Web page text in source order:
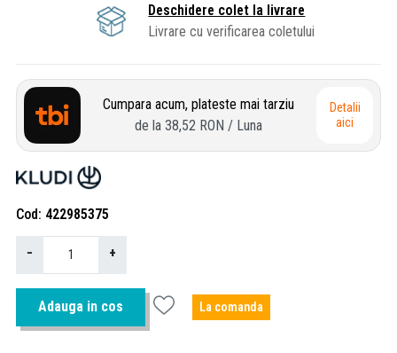
Deschidere colet la livrare
Livrare cu verificarea coletului
Cumpara acum, plateste mai tarziu
de la 38,52 RON / Luna
Detalii
aici
Cod 422985375
− +
Adauga in cos La comanda